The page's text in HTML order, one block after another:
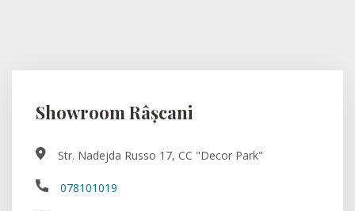
Showroom Râșcani
Str. Nadejda Russo 17, CC "Decor Park"
078101019